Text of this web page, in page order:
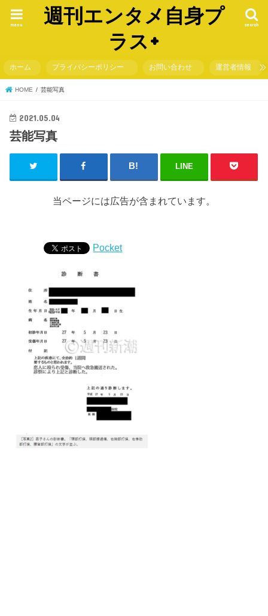
週刊エンタメ自身プ
ラス+
search
menu
ホーム プライバシーポリシー お問い合わせ 運営者情報
HOME 芸能写真
2021.05.04
芸能写真
LINE
当ページには広告が含まれています。
Pocket